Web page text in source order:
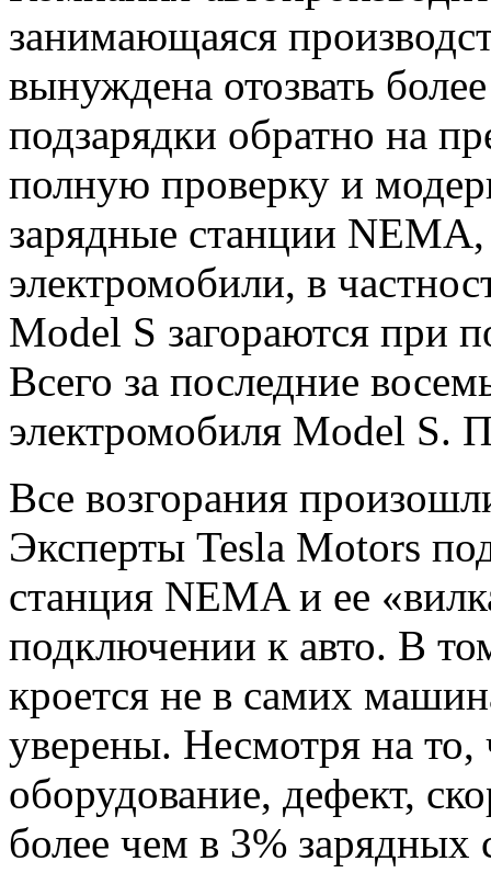
занимающаяся
вынуждена отозвать
подзарядки обратно на
полную проверку и
зарядные станции
электромобили, в
Model S загораются при
Всего за последние
электромобиля Model S.
Все возгорания
Эксперты Tesla Motors
станция NEMA и ее
подключении к авто. В
кроется не в самих
уверены. Несмотря на то,
оборудование, дефект,
более чем в 3%